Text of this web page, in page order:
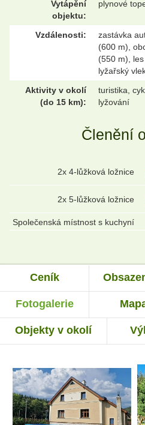
Vytápění
objektu:
plynové
Vzdálenosti:
zastávka
(600 m),
(550 m),
lyžařský
Aktivity v okolí
(do 15 km):
turistika,
lyžování
Členění
2x 4-lůžková ložnice
2x 5-lůžková ložnice
Společenská místnost s kuchyní
Ceník
Fotogalerie
Objekty v okolí